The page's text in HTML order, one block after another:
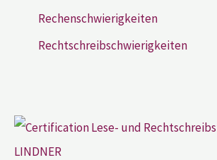
Rechenschwierigkeiten
Rechtschreibschwierigkeiten